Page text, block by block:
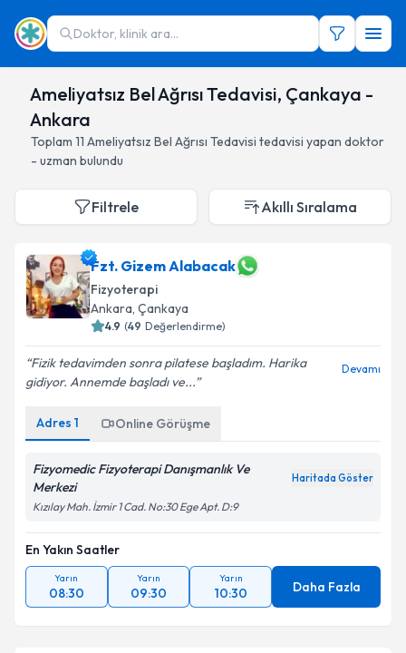
Doktor, klinik ara...
Ameliyatsız Bel Ağrısı Tedavisi, Çankaya -
Ankara
Toplam 11 Ameliyatsız Bel Ağrısı Tedavisi tedavisi yapan doktor
- uzman bulundu
Filtrele Akıllı Sıralama
Fzt. Gizem Alabacak
Fizyoterapi
Ankara, Çankaya
4.9 (49 Değerlendirme)
Fizik tedavimden sonra pilatese başladım. Harika
gidiyor. Annemde başladı ve...
Devamı
Adres 1 Online Görüşme
Fizyomedic Fizyoterapi Danışmanlık Ve
Merkezi
Haritada Göster
Kızılay Mah. İzmir 1 Cad. No:30 Ege Apt. D:9
En Yakın Saatler
Yarın
08:30
Yarın
09:30
Yarın
10:30 Daha Fazla